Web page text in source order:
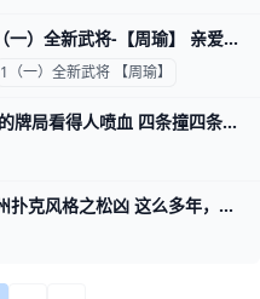
《朕的江山美人》6/1（一）全新武将-【周瑜】 亲爱的君主们： 本次年中盛典的绝对主角，非新武将【周瑜】莫属！ 活动期间，君主不仅能将这位顶级谋臣招入麾下，还能参与多重专属促销与强化活动，快速
1（一）全新武将 【周瑜】
四条撞四条！这种活久见的牌局看得人喷血 四条撞四条！这种活久见的牌局看得人喷血 1 人物介绍 Andrew Robl：1986年生，美国著名职业扑克牌手，锦标赛收入超过$400w,2013 Aussie Million $10
德州扑克风格之松凶 德州扑克风格之松凶 这么多年，大家总是反复问我这样一个问题：你如何对付松凶的牌手？最近又有读者问了，所以我决定把松凶的话题写一写。 怕有人不知道